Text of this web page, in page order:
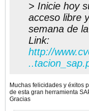
> Inicie hoy
acceso libre
semana de
Link:
http://
Muchas felicidades y éxitos
de esta gran herramienta
Gracias